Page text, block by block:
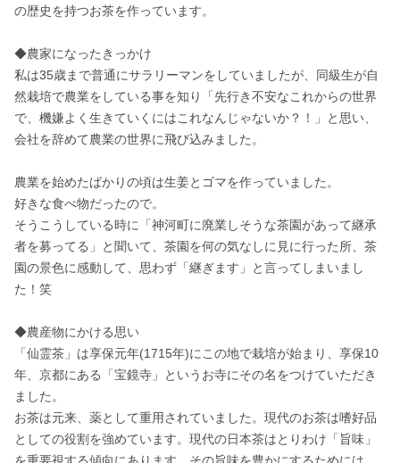
の歴史を持つお茶を作っています。
◆農家になったきっかけ
私は35歳まで普通にサラリーマンをしていましたが、同級生が自
然栽培で農業をしている事を知り「先行き不安なこれからの世界
で、機嫌よく生きていくにはこれなんじゃないか？！」と思い、
会社を辞めて農業の世界に飛び込みました。
農業を始めたばかりの頃は生姜とゴマを作っていました。
好きな食べ物だったので。
そうこうしている時に「神河町に廃業しそうな茶園があって継承
者を募ってる」と聞いて、茶園を何の気なしに見に行った所、茶
園の景色に感動して、思わず「継ぎます」と言ってしまいまし
た！笑
◆農産物にかける思い
「仙霊茶」は享保元年(1715年)にこの地で栽培が始まり、享保10
年、京都にある「宝鏡寺」というお寺にその名をつけていただき
ました。
お茶は元来、薬として重用されていました。現代のお茶は嗜好品
としての役割を強めています。現代の日本茶はとりわけ「旨味」